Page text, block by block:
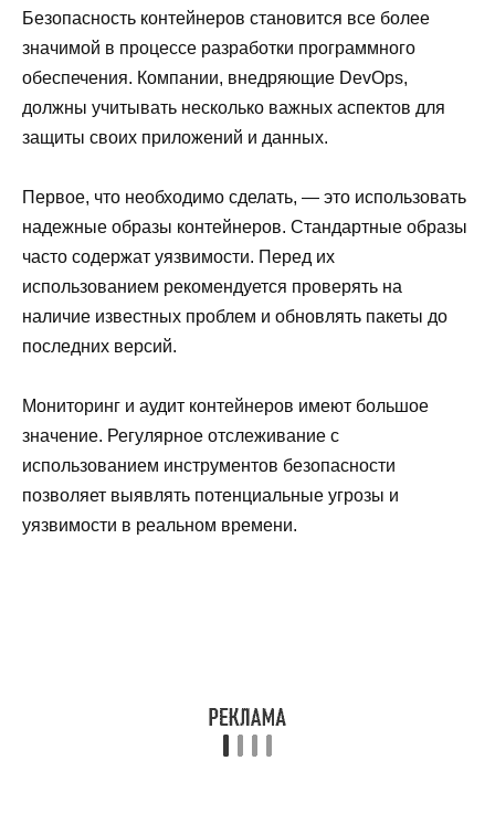
Безопасность контейнеров становится все более
значимой в процессе разработки программного
обеспечения. Компании, внедряющие DevOps,
должны учитывать несколько важных аспектов для
защиты своих приложений и данных.
Первое, что необходимо сделать, — это использовать
надежные образы контейнеров. Стандартные образы
часто содержат уязвимости. Перед их
использованием рекомендуется проверять на
наличие известных проблем и обновлять пакеты до
последних версий.
Мониторинг и аудит контейнеров имеют большое
значение. Регулярное отслеживание с
использованием инструментов безопасности
позволяет выявлять потенциальные угрозы и
уязвимости в реальном времени.